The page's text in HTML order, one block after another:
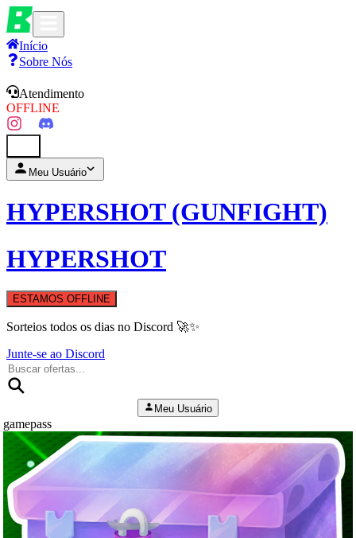
Início
Sobre Nós
Atendimento
OFFLINE
Meu Usuário
HYPERSHOT (GUNFIGHT)
HYPERSHOT
ESTAMOS OFFLINE
Sorteios todos os dias no Discord 🚀✨
Junte-se ao Discord
Meu Usuário
gamepass